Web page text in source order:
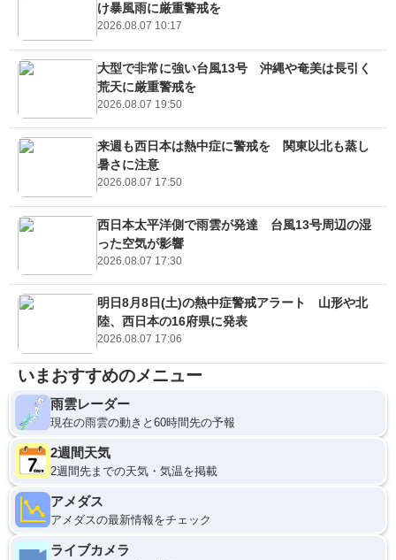
け暴風雨に厳重警戒を
2026.08.07 10:17
大型で非常に強い台風13号 沖縄や奄美は長引く
荒天に厳重警戒を
2026.08.07 19:50
来週も西日本は熱中症に警戒を 関東以北も蒸し
暑さに注意
2026.08.07 17:50
西日本太平洋側で雨雲が発達 台風13号周辺の湿
った空気が影響
2026.08.07 17:30
明日8月8日(土)の熱中症警戒アラート 山形や北
陸、西日本の16府県に発表
2026.08.07 17:06
いまおすすめのメニュー
雨雲レーダー
現在の雨雲の動きと60時間先の予報
2週間天気
2週間先までの天気・気温を掲載
アメダス
アメダスの最新情報をチェック
ライブカメラ